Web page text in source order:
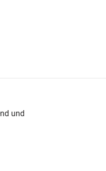
und